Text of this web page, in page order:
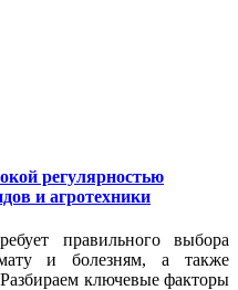
регулярностью
и агротехники
правильного выбора
и болезням, а также
ключевые факторы